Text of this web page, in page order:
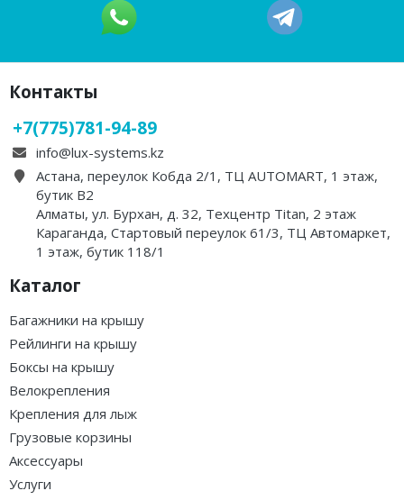
Контакты
+7(775)781-94-89
info@lux-systems.kz
Астана, переулок Кобда 2/1, ТЦ AUTOMART, 1 этаж,
бутик B2
Алматы, ул. Бурхан, д. 32, Техцентр Titan, 2 этаж
Караганда, Стартовый переулок 61/3, ТЦ Автомаркет,
1 этаж, бутик 118/1
Каталог
Багажники на крышу
Рейлинги на крышу
Боксы на крышу
Велокрепления
Крепления для лыж
Грузовые корзины
Аксессуары
Услуги